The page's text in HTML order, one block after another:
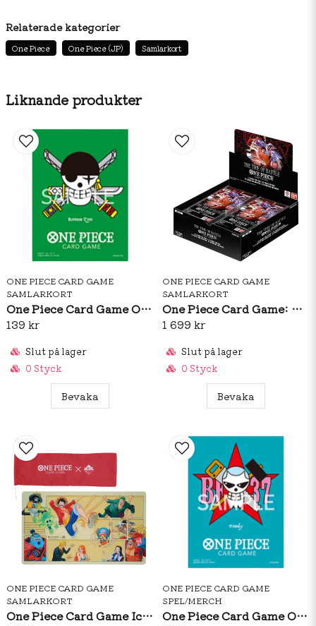
Liknande produkter
ONE PIECE CARD GAME
SAMLARKORT
One Piece Card Game Official Sleeves: Premium Matte Roronoa Zoro
139 kr
Slut på lager
0 Styck
Bevaka
ONE PIECE CARD GAME
SAMLARKORT
One Piece Card Game: OP16 The Time Of Battle Booster Box (ENG)
1 699 kr
Slut på lager
0 Styck
Bevaka
ONE PIECE CARD GAME
SAMLARKORT
One Piece Card Game Ichiban Kuji Playmat
ONE PIECE CARD GAME
SPEL/MERCH
One Piece Card Game Official Sleeves: Premium Matte Franky
inklusive SR, SEC och specialartwork.
🏴‍☠️ Japansk originalversion – uppskattas av samlare
över hela världen.
Produktinformation
Set: OP14
Innehåll: 1 Booster Pack
Kortsamling: One Piece Trading Card Game
Relaterade kategorier
One Piece One Piece (JP) Samlarkort